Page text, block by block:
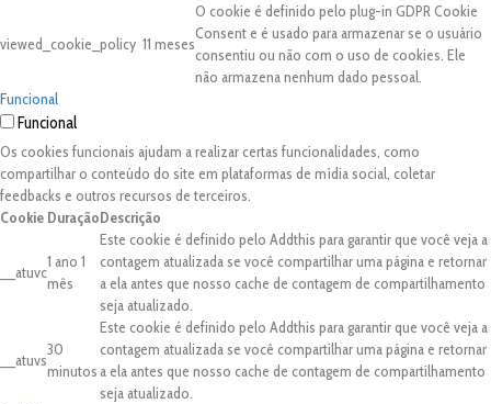
viewed_cookie_policy 11 meses
O cookie é definido pelo plug-in GDPR Cookie
Consent e é usado para armazenar se o usuário
consentiu ou não com o uso de cookies. Ele
não armazena nenhum dado pessoal.
Funcional
Funcional
Os cookies funcionais ajudam a realizar certas funcionalidades, como
compartilhar o conteúdo do site em plataformas de mídia social, coletar
feedbacks e outros recursos de terceiros.
Cookie DuraçãoDescrição
__atuvc
1 ano 1
mês
Este cookie é definido pelo Addthis para garantir que você veja a
contagem atualizada se você compartilhar uma página e retornar
a ela antes que nosso cache de contagem de compartilhamento
seja atualizado.
__atuvs
30
minutos
Este cookie é definido pelo Addthis para garantir que você veja a
contagem atualizada se você compartilhar uma página e retornar
a ela antes que nosso cache de contagem de compartilhamento
seja atualizado.